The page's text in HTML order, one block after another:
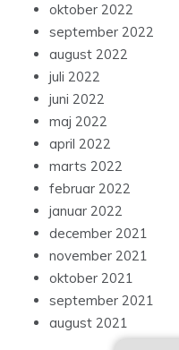
oktober 2022
september 2022
august 2022
juli 2022
juni 2022
maj 2022
april 2022
marts 2022
februar 2022
januar 2022
december 2021
november 2021
oktober 2021
september 2021
august 2021